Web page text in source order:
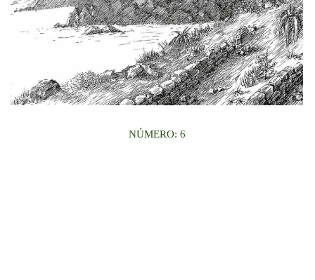
NÚMERO: 6